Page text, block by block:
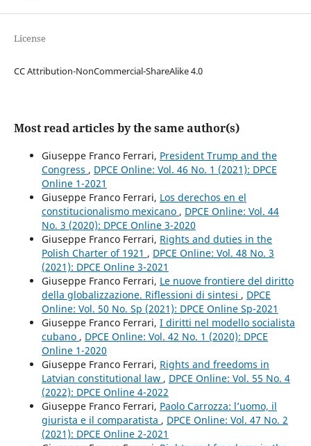
License
CC Attribution-NonCommercial-ShareAlike 4.0
Most read articles by the same author(s)
Giuseppe Franco Ferrari, President Trump and the
Congress , DPCE Online: Vol. 46 No. 1 (2021): DPCE
Online 1-2021
Giuseppe Franco Ferrari, Los derechos en el
constitucionalismo mexicano , DPCE Online: Vol. 44
No. 3 (2020): DPCE Online 3-2020
Giuseppe Franco Ferrari, Rights and duties in the
Polish Charter of 1921 , DPCE Online: Vol. 48 No. 3
(2021): DPCE Online 3-2021
Giuseppe Franco Ferrari, Le nuove frontiere del diritto
della globalizzazione. Riflessioni di sintesi , DPCE
Online: Vol. 50 No. Sp (2021): DPCE Online Sp-2021
Giuseppe Franco Ferrari, I diritti nel modello socialista
cubano , DPCE Online: Vol. 42 No. 1 (2020): DPCE
Online 1-2020
Giuseppe Franco Ferrari, Rights and freedoms in
Latvian constitutional law , DPCE Online: Vol. 55 No. 4
(2022): DPCE Online 4-2022
Giuseppe Franco Ferrari, Paolo Carrozza: l’uomo, il
giurista e il comparatista , DPCE Online: Vol. 47 No. 2
(2021): DPCE Online 2-2021